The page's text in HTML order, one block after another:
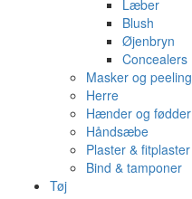
Læber
Blush
Øjenbryn
Concealers
Masker og peeling
Herre
Hænder og fødder
Håndsæbe
Plaster & fitplaster
Bind & tamponer
Tøj